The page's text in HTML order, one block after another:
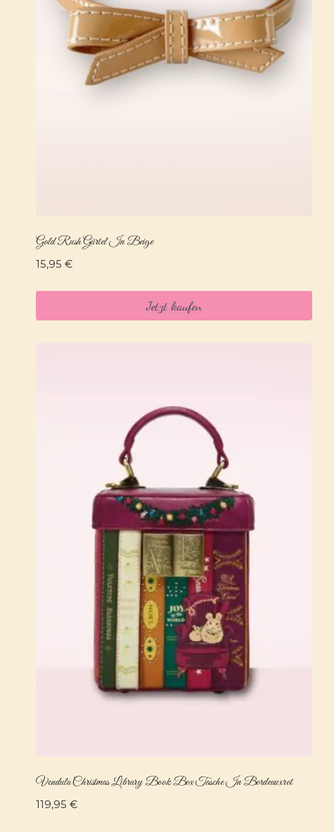
Gold Rush Gürtel In Beige
15,95 €
Jetzt kaufen
Vendula Christmas Library Book Box Tasche In Bordeauxrot
119,95 €